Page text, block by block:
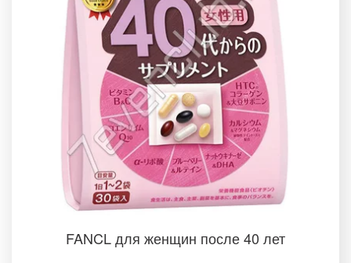
FANCL для женщин после 40 лет